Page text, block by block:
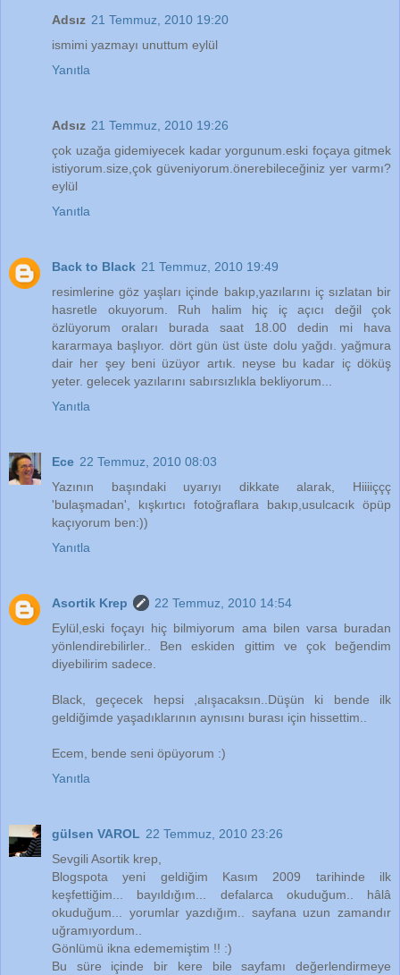
Adsız 21 Temmuz, 2010 19:20
ismimi yazmayı unuttum eylül
Yanıtla
Adsız 21 Temmuz, 2010 19:26
çok uzağa gidemiyecek kadar yorgunum.eski foçaya gitmek
istiyorum.size,çok güveniyorum.önerebileceğiniz yer varmı?
eylül
Yanıtla
Back to Black 21 Temmuz, 2010 19:49
resimlerine göz yaşları içinde bakıp,yazılarını iç sızlatan bir
hasretle okuyorum. Ruh halim hiç iç açıcı değil çok
özlüyorum oraları burada saat 18.00 dedin mi hava
kararmaya başlıyor. dört gün üst üste dolu yağdı. yağmura
dair her şey beni üzüyor artık. neyse bu kadar iç döküş
yeter. gelecek yazılarını sabırsızlıkla bekliyorum...
Yanıtla
Ece 22 Temmuz, 2010 08:03
Yazının başındaki uyarıyı dikkate alarak, Hiiiiççç
'bulaşmadan', kışkırtıcı fotoğraflara bakıp,usulcacık öpüp
kaçıyorum ben:))
Yanıtla
Asortik Krep
22 Temmuz, 2010 14:54
Eylül,eski foçayı hiç bilmiyorum ama bilen varsa buradan
yönlendirebilirler.. Ben eskiden gittim ve çok beğendim
diyebilirim sadece.
Black, geçecek hepsi ,alışacaksın..Düşün ki bende ilk
geldiğimde yaşadıklarının aynısını burası için hissettim..
Ecem, bende seni öpüyorum :)
Yanıtla
gülsen VAROL 22 Temmuz, 2010 23:26
Sevgili Asortik krep,
Blogspota yeni geldiğim Kasım 2009 tarihinde ilk
keşfettiğim... bayıldığım... defalarca okuduğum.. hâlâ
okuduğum... yorumlar yazdığım.. sayfana uzun zamandır
uğramıyordum..
Gönlümü ikna edememiştim !! :)
Bu süre içinde bir kere bile sayfamı değerlendirmeye